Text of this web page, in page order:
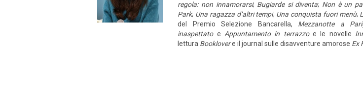
regola: non innamorarsi; Bugiarde si diventa; Non è un
Park; Una ragazza d’altri tempi; Una conquista fuori menù;
del Premio Selezione Bancarella, Mezzanotte a
inaspettatoe Appuntamento in terrazzoe le novelle
lettura Booklovere il journal sulle disavventure amorose Ex